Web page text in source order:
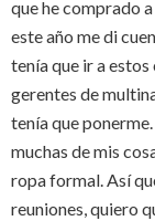
que he comprado
este año me di
tenía que ir a
gerentes de
tenía que
muchas de mis
ropa formal. Así
reuniones, quiero